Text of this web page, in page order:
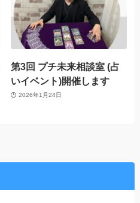
第3回 プチ未来相談室 (占
いイベント)開催します
2026年1月24日